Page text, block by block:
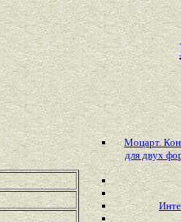
Моцарт.
для двух